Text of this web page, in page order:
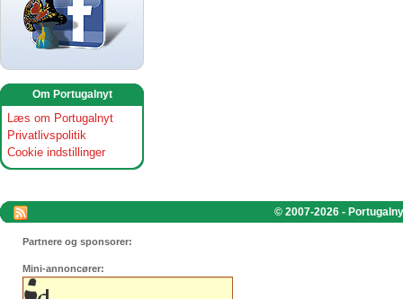
Om Portugalnyt
Læs om Portugalnyt
Privatlivspolitik
Cookie indstillinger
© 2007-2026 -
Partnere og sponsorer:
Mini-annoncører: